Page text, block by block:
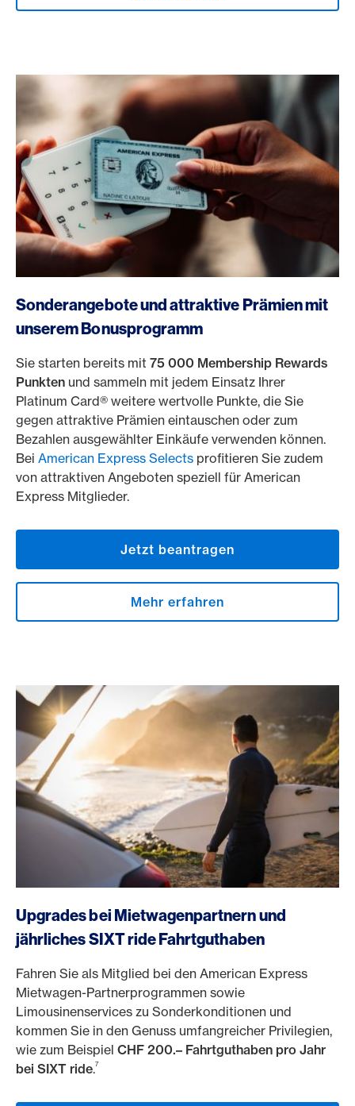
Sonderangebote und attraktive Prämien mit
unserem Bonusprogramm
Sie starten bereits mit 75 000 Membership Rewards
Punkten und sammeln mit jedem Einsatz Ihrer
Platinum Card® weitere wertvolle Punkte, die Sie
gegen attraktive Prämien eintauschen oder zum
Bezahlen ausgewählter Einkäufe verwenden können.
Bei American Express Selects profitieren Sie zudem
von attraktiven Angeboten speziell für American
Express Mitglieder.
Jetzt beantragen
Mehr erfahren
Upgrades bei Mietwagenpartnern und
jährliches SIXT ride Fahrtguthaben
Fahren Sie als Mitglied bei den American Express
Mietwagen-Partnerprogrammen sowie
Limousinenservices zu Sonderkonditionen und
kommen Sie in den Genuss umfangreicher Privilegien,
wie zum Beispiel CHF 200.– Fahrtguthaben pro Jahr
bei SIXT ride.7